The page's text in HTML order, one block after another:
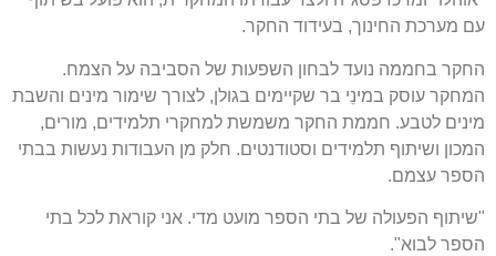
עם מערכת החינוך, בעידוד החקר.
החקר בחממה נועד לבחון השפעות של הסביבה על הצמח.
המחקר עוסק במינֵי בר שקיימים בגולן, לצורך שימור מינים והשבת
מינים לטבע. חממת החקר משמשת למחקרי תלמידים, מורים,
המכון ושיתוף תלמידים וסטודנטים. חלק מן העבודות נעשות בבתי
הספר עצמם.
"שיתוף הפעולה של בתי הספר מועט מדי. אני קוראת לכל בתי
הספר לבוא".